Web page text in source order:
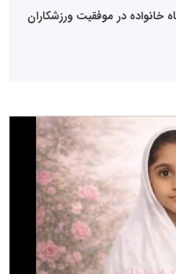
خانواده در موفقیت ورزشکاران